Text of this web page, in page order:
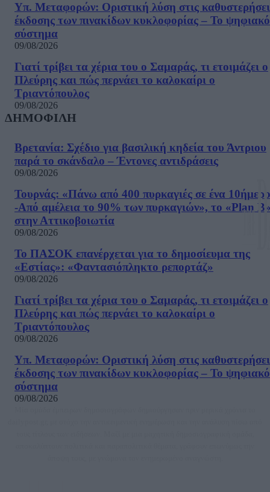
Υπ. Μεταφορών: Οριστική λύση στις
έκδοσης των πινακίδων κυκλοφορίας – Το ψηφιακό
σύστημα
09/08/2026
Γιατί τρίβει τα χέρια του ο Σαμαράς, τι ετοιμάζει ο
Πλεύρης και πώς περνάει το καλοκαίρι ο
Τριαντόπουλος
09/08/2026
ΔΗΜΟΦΙΛΗ
Βρετανία: Σχέδιο για βασιλική κηδεία του Άντριου
παρά το σκάνδαλο – Έντονες αντιδράσεις
09/08/2026
Τουρνάς: «Πάνω από 400 πυρκαγιές σε ένα 10ήμερο
-Από αμέλεια το 90% των πυρκαγιών», το «Plan
στην Αττικοβοιωτία
09/08/2026
Το ΠΑΣΟΚ επανέρχεται για το δημοσίευμα της
«Εστίας»: «Φαντασιόπληκτο ρεπορτάζ»
09/08/2026
Γιατί τρίβει τα χέρια του ο Σαμαράς, τι ετοιμάζει ο
Πλεύρης και πώς περνάει το καλοκαίρι ο
Τριαντόπουλος
09/08/2026
Υπ. Μεταφορών: Οριστική λύση στις
έκδοσης των πινακίδων κυκλοφορίας – Το ψηφιακό
σύστημα
09/08/2026